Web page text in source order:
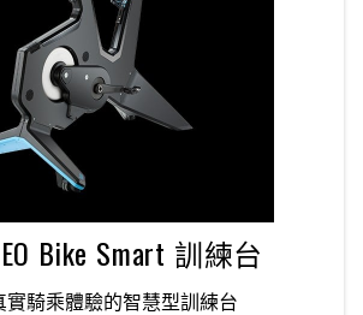
Bike Smart 訓練台
實騎乘體驗的智慧型訓練台